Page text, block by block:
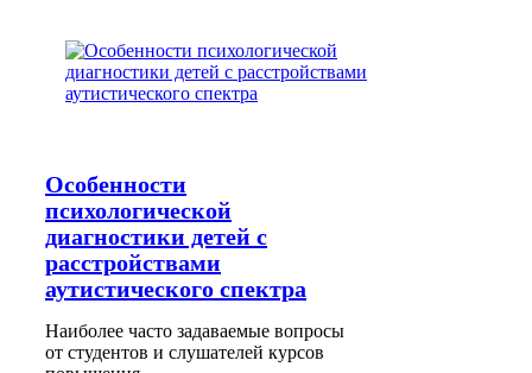
Особенности
психологической
диагностики детей с
расстройствами
аутистического спектра
Наиболее часто задаваемые вопросы
от студентов и слушателей курсов